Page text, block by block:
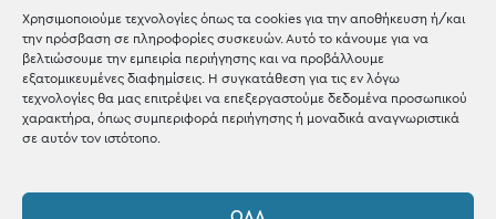
Χρησιμοποιούμε τεχνολογίες όπως τα cookies για την αποθήκευση ή/και
την πρόσβαση σε πληροφορίες συσκευών. Αυτό το κάνουμε για να
βελτιώσουμε την εμπειρία περιήγησης και να προβάλλουμε
εξατομικευμένες διαφημίσεις. Η συγκατάθεση για τις εν λόγω
τεχνολογίες θα μας επιτρέψει να επεξεργαστούμε δεδομένα προσωπικού
χαρακτήρα, όπως συμπεριφορά περιήγησης ή μοναδικά αναγνωριστικά
σε αυτόν τον ιστότοπο.
ΚΑΤΑΣΤΗΜΑ
2421 217300